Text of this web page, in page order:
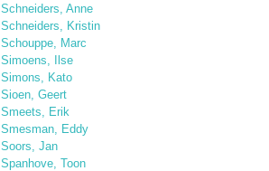
Schneiders, Anne
Schneiders, Kristin
Schouppe, Marc
Simoens, Ilse
Simons, Kato
Sioen, Geert
Smeets, Erik
Smesman, Eddy
Soors, Jan
Spanhove, Toon